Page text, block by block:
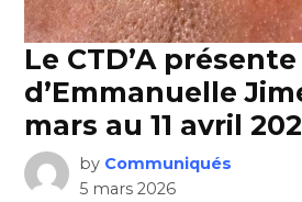
Le CTD’A
d’Emmanuelle
mars au 11 avril
by Communiqués
5 mars 2026